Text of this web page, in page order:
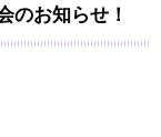
のお知らせ！